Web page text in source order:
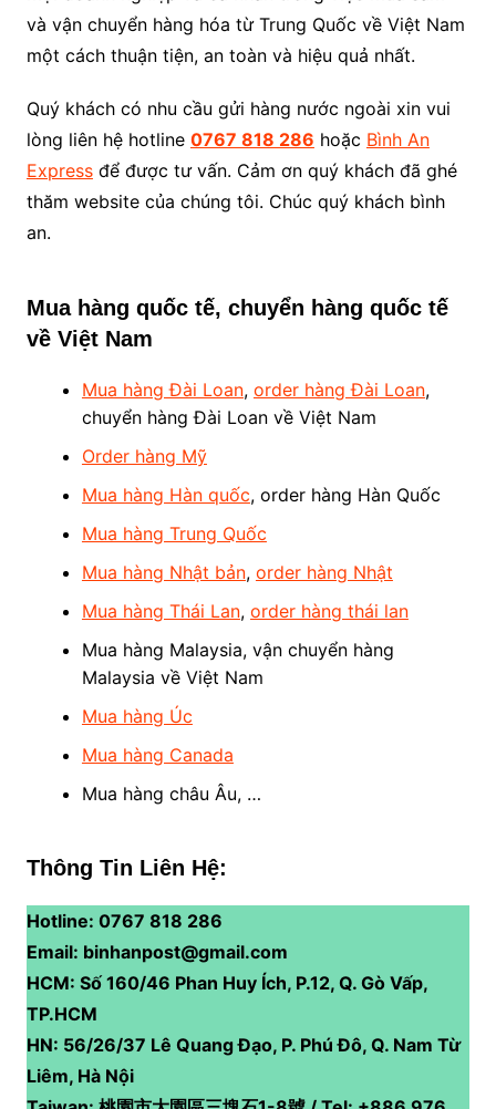
và vận chuyển hàng hóa từ Trung Quốc về Việt Nam
một cách thuận tiện, an toàn và hiệu quả nhất.
Quý khách có nhu cầu gửi hàng nước ngoài xin vui
lòng liên hệ hotline 0767 818 286 hoặc Bình An
Expressđể được tư vấn. Cảm ơn quý khách đã ghé
thăm website của chúng tôi. Chúc quý khách bình
an.
Mua hàng quốc tế, chuyển hàng quốc tế
về Việt Nam
Mua hàng Đài Loan, order hàng Đài Loan,
chuyển hàng Đài Loan về Việt Nam
Order hàng Mỹ
Mua hàng Hàn quốc, order hàng Hàn Quốc
Mua hàng Trung Quốc
Mua hàng Nhật bản, order hàng Nhật
Mua hàng Thái Lan, order hàng thái lan
Mua hàng Malaysia, vận chuyển hàng
Malaysia về Việt Nam
Mua hàng Úc
Mua hàng Canada
Mua hàng châu Âu, …
Thông Tin Liên Hệ:
Hotline: 0767 818 286
Email: binhanpost@gmail.com
HCM: Số 160/46 Phan Huy Ích, P.12, Q. Gò Vấp,
TP.HCM
HN: 56/26/37 Lê Quang Đạo, P. Phú Đô, Q. Nam Từ
Liêm, Hà Nội